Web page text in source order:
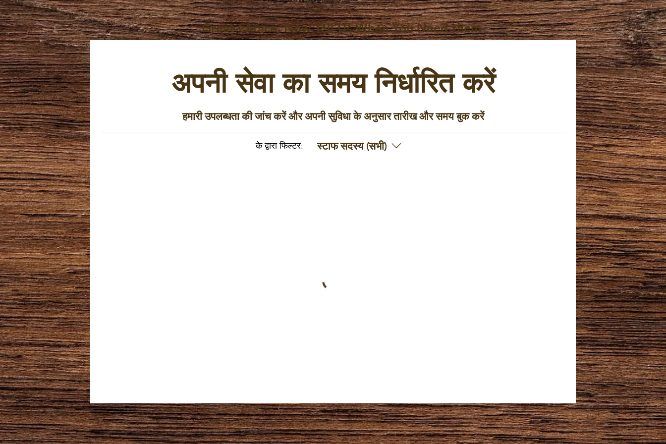
Great Choice, Now Tell Us When You Need them
अपनी सेवा का समय निर्धारित करें
हमारी उपलब्धता की जांच करें और अपनी सुविधा के अनुसार तारीख और समय बुक करें
के द्वारा फिल्टर: स्टाफ सदस्य (सभी)